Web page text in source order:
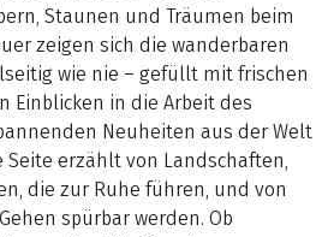
Staunen und Träumen beim
zeigen sich die wanderbaren
wie nie – gefüllt mit frischen
Einblicken in die Arbeit des
Neuheiten aus der Welt
Seite erzählt von Landschaften,
die zur Ruhe führen, und von
spürbar werden. Ob